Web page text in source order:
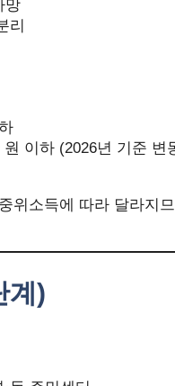
망
리
이하 (2026년 기준 변
위소득에 따라 달라지
계)